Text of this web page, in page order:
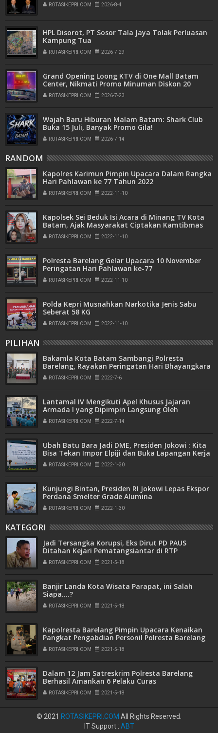
ROTASIKEPRI.COM 2026-8-4
HPL Disorot, PT Sosor Tala Jaya Tolak Perluasan
Kampung Tua
ROTASIKEPRI.COM 2026-7-29
Grand Opening Loong KTV di One Mall Batam
Center, Nikmati Promo Minuman Diskon 20
Persen
ROTASIKEPRI.COM 2026-7-23
Wajah Baru Hiburan Malam Batam: Shark Club
Buka 15 Juli, Banyak Promo Gila!
ROTASIKEPRI.COM 2026-7-14
RANDOM
Kapolres Karimun Pimpin Upacara Dalam Rangka
Hari Pahlawan ke 77 Tahun 2022
ROTASIKEPRI.COM 2022-11-10
Kapolsek Sei Beduk Isi Acara di Minang TV Kota
Batam, Ajak Masyarakat Ciptakan Kamtibmas
Kondusif
ROTASIKEPRI.COM 2022-11-10
Polresta Barelang Gelar Upacara 10 November
Peringatan Hari Pahlawan ke-77
ROTASIKEPRI.COM 2022-11-10
Polda Kepri Musnahkan Narkotika Jenis Sabu
Seberat 58 KG
ROTASIKEPRI.COM 2022-11-10
PILIHAN
Bakamla Kota Batam Sambangi Polresta
Barelang, Rayakan Peringatan Hari Bhayangkara
ke-76
ROTASIKEPRI.COM 2022-7-6
Lantamal IV Mengikuti Apel Khusus Jajaran
Armada I yang Dipimpin Langsung Oleh
Pangkoarmada I
ROTASIKEPRI.COM 2022-7-14
Ubah Batu Bara Jadi DME, Presiden Jokowi : Kita
Bisa Tekan Impor Elpiji dan Buka Lapangan Kerja
ROTASIKEPRI.COM 2022-1-30
Kunjungi Bintan, Presiden RI Jokowi Lepas Ekspor
Perdana Smelter Grade Alumina
ROTASIKEPRI.COM 2022-1-30
KATEGORI
Jadi Tersangka Korupsi, Eks Dirut PD PAUS
Ditahan Kejari Pematangsiantar di RTP
ROTASIKEPRI.COM 2021-5-18
Banjir Landa Kota Wisata Parapat, ini Salah
Siapa....?
ROTASIKEPRI.COM 2021-5-18
Kapolresta Barelang Pimpin Upacara Kenaikan
Pangkat Pengabdian Personil Polresta Barelang
ROTASIKEPRI.COM 2021-5-18
Dalam 12 Jam Satreskrim Polresta Barelang
Berhasil Amankan 6 Pelaku Curas
ROTASIKEPRI.COM 2021-5-18
© 2021 ROTASIKEPRI.COM All Rights Reserved.
IT Support : ABT